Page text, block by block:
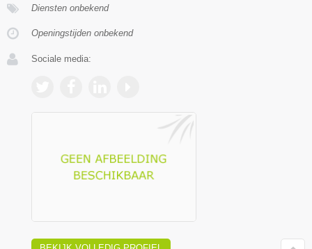
Diensten onbekend
Openingstijden onbekend
Sociale media: